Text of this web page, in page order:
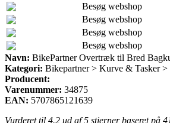
Besøg webshop
Besøg webshop
Besøg webshop
Besøg webshop
Navn: BikePartner Overtræk til Bred
Kategori: Bikepartner > Kurve & Tasker >
Producent:
Varenummer: 34875
EAN: 5707865121639
Vurderet til 4.2 ud af 5 stjerner baseret på